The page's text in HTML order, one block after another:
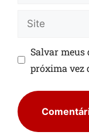
Salvar meus
próxima vez